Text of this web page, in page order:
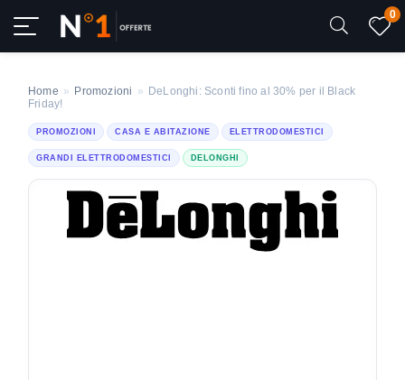
0
Home » Promozioni » DeLonghi: Sconti fino al 30% per il Black
Friday!
PROMOZIONI CASA E ABITAZIONE ELETTRODOMESTICI
GRANDI ELETTRODOMESTICI DELONGHI